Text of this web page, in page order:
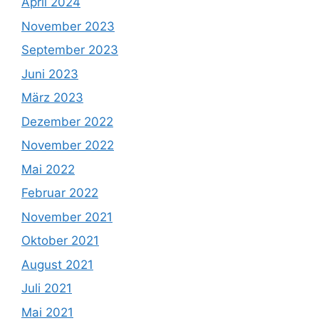
November 2023
September 2023
Juni 2023
März 2023
Dezember 2022
November 2022
Mai 2022
Februar 2022
November 2021
Oktober 2021
August 2021
Juli 2021
Mai 2021